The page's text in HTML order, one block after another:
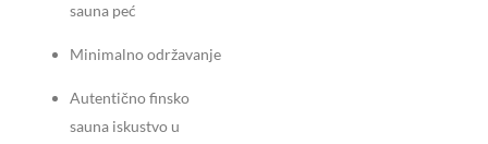
sauna peć
Minimalno održavanje
Autentično finsko
sauna iskustvo u